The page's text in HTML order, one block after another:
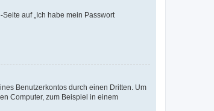
auf „Ich habe mein Passwort
Benutzerkontos durch einen Dritten. Um
Computer, zum Beispiel in einem